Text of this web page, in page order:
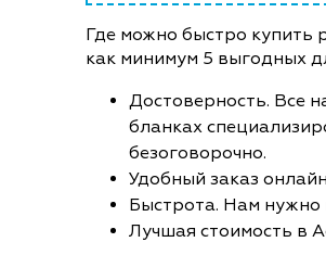
Где можно быстро купить
как минимум 5 выгодных
Достоверность. Все
бланках
безоговорочно.
Удобный заказ
Быстрота. Нам нужно
Лучшая стоимость в